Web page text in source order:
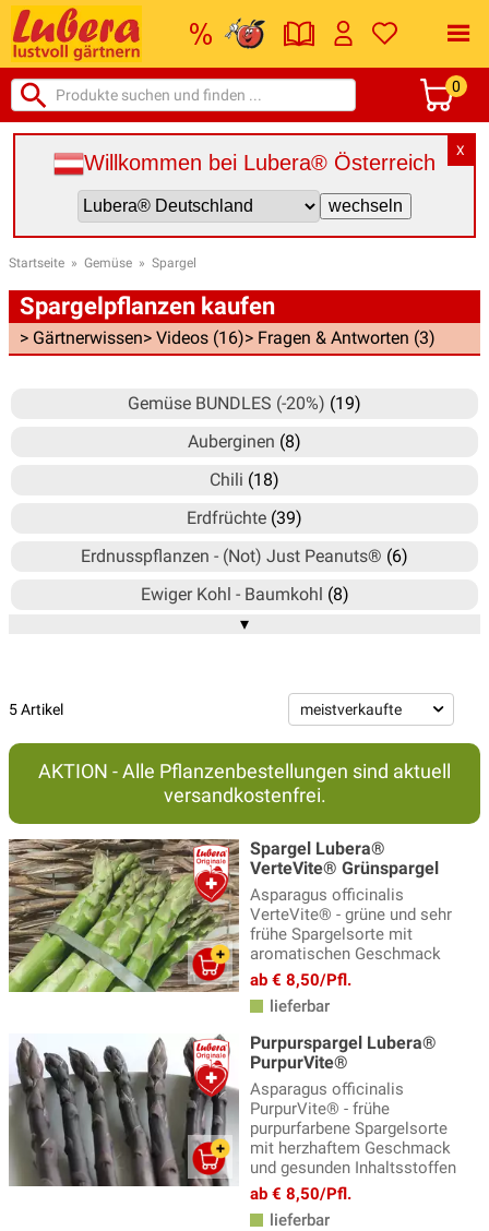
0
X
Willkommen bei Lubera® Österreich
Startseite » Gemüse » Spargel
Spargelpflanzen kaufen
> Gärtnerwissen> Videos (16)> Fragen & Antworten (3)
Gemüse BUNDLES (-20%) (19)
Auberginen (8)
Chili (18)
Erdfrüchte (39)
Erdnusspflanzen - (Not) Just Peanuts® (6)
Ewiger Kohl - Baumkohl (8)
Ewiges Gemüse® - EverVeg®
Freilandpaprika & Peperoni(12)
Gemüse für Schatten(42)
Gurken Pflanzen(6)
Hopfen(8)
Kartoffeln(6)
Kürbis Pflanzen(11)
Meerkohl(6)
Mehrjährige Salatpflanzen(8)
Melonen Pflanzen(5)
Oca - knolliger Sauerklee(5)
Paprika Pflanzen(13)
Pepino(2)
Pflanzzubehör(7)
Physalis, Andenbeeren(5)
▾
5 Artikel
AKTION - Alle Pflanzenbestellungen sind aktuell
versandkostenfrei.
Spargel Lubera®
VerteVite® Grünspargel
Asparagus officinalis
VerteVite® - grüne und sehr
frühe Spargelsorte mit
aromatischen Geschmack
ab € 8,50/Pfl.
lieferbar
Purpurspargel Lubera®
PurpurVite®
Asparagus officinalis
PurpurVite® - frühe
purpurfarbene Spargelsorte
mit herzhaftem Geschmack
und gesunden Inhaltsstoffen
ab € 8,50/Pfl.
lieferbar